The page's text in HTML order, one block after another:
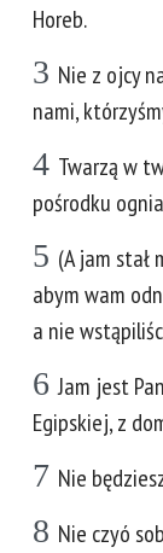
Horeb.
3 Nie z ojcy
nami,
4 Twarzą w
pośrodku
5 (A jam stał
abym wam
a nie
6 Jam jest
Egipskiej, z
7 Nie
8 Nie czyó